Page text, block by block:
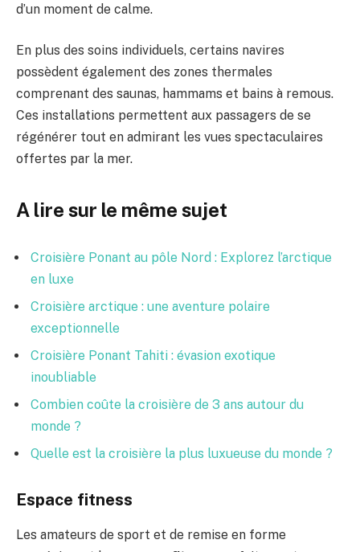
d’un moment de calme.
En plus des soins individuels, certains navires
possèdent également des zones thermales
comprenant des saunas, hammams et bains à remous.
Ces installations permettent aux passagers de se
régénérer tout en admirant les vues spectaculaires
offertes par la mer.
A lire sur le même sujet
Croisière Ponant au pôle Nord : Explorez l’arctique
en luxe
Croisière arctique : une aventure polaire
exceptionnelle
Croisière Ponant Tahiti : évasion exotique
inoubliable
Combien coûte la croisière de 3 ans autour du
monde ?
Quelle est la croisière la plus luxueuse du monde ?
Espace fitness
Les amateurs de sport et de remise en forme